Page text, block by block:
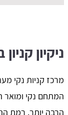
ניקיון
מרכז קניות נקי
המתחם נקי ומואר
הרבה יותר. רמת